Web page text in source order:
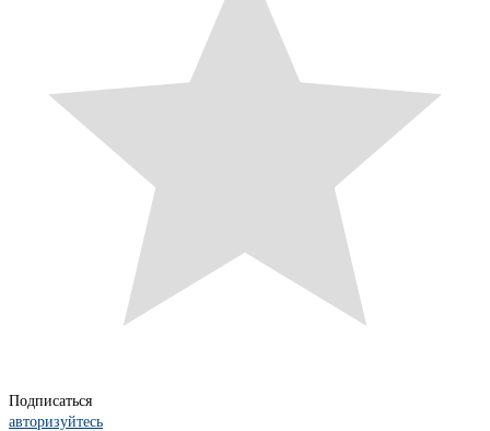
Подписаться
авторизуйтесь